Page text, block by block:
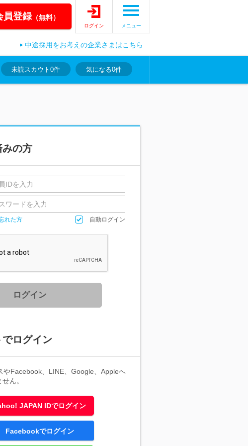
員登録（無料）
ログイン メニュー
中途採用をお考えの企業さまはこちら
未読スカウト 0件 気になる0件
みの方
れた方 自動ログイン
ログイン
ログイン
Facebook、LINE、Google、Appleへ
ん。
JAPAN IDでログイン
Facebookでログイン